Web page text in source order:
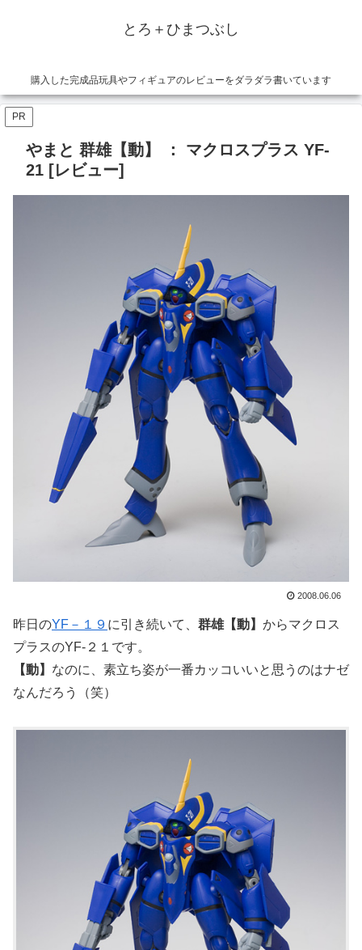
とろ＋ひまつぶし
購入した完成品玩具やフィギュアのレビューをダラダラ書いています
PR
やまと 群雄【動】 ： マクロスプラス YF-
21 [レビュー]
2008.06.06
昨日のYF－１９ に引き続いて、 群雄【動】 からマクロス
プラスのYF-２１です。
【動】 なのに、素立ち姿が一番カッコいいと思うのはナゼ
なんだろう（笑）